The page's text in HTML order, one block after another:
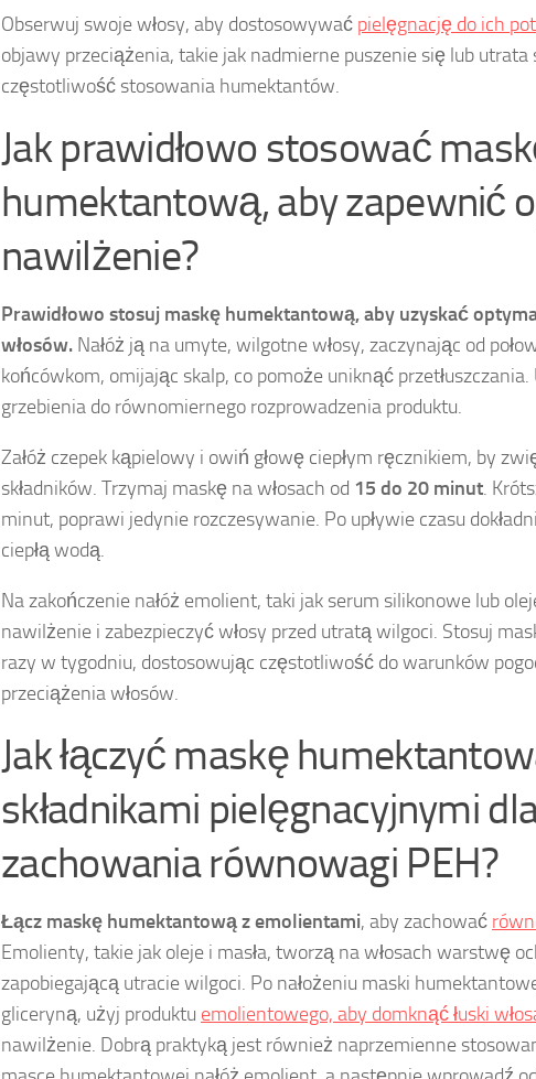
Obserwuj swoje włosy, aby dostosowywać pielęgnację do ich
objawy przeciążenia, takie jak nadmierne puszenie się lub utrata
częstotliwość stosowania humektantów.
Jak prawidłowo stosować
humektantową, aby zapewnić
nawilżenie?
Prawidłowo stosuj maskę humektantową, aby uzyskać
włosów. Nałóż ją na umyte, wilgotne włosy, zaczynając od
końcówkom, omijając skalp, co pomoże uniknąć
grzebienia do równomiernego rozprowadzenia produktu.
Załóż czepek kąpielowy i owiń głowę ciepłym ręcznikiem, by
składników. Trzymaj maskę na włosach od 15 do 20 minut.
minut, poprawi jedynie rozczesywanie. Po upływie czasu
ciepłą wodą.
Na zakończenie nałóż emolient, taki jak serum silikonowe lub
nawilżenie i zabezpieczyć włosy przed utratą wilgoci. Stosuj
razy w tygodniu, dostosowując częstotliwość do warunków
przeciążenia włosów.
Jak łączyć maskę
składnikami pielęgnacyjnymi
zachowania równowagi PEH?
Łącz maskę humektantową z emolientami, aby zachować
Emolienty, takie jak oleje i masła, tworzą na włosach warstwę
zapobiegającą utracie wilgoci. Po nałożeniu maski
gliceryną, użyj produktu emolientowego, aby domknąć łuski
nawilżenie. Dobrą praktyką jest również naprzemienne